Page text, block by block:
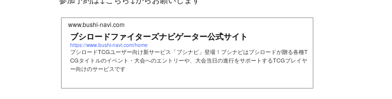
www.bushi-navi.com
ブシロードファイターズナビゲーター公式サイト
https://www.bushi-navi.com/home
ブシロードTCGユーザー向け新サービス「ブシナビ」登場！ブシナビはブシロードが贈る各種T
CGタイトルのイベント・大会へのエントリーや、大会当日の進行をサポートするTCGプレイヤ
ー向けのサービスです